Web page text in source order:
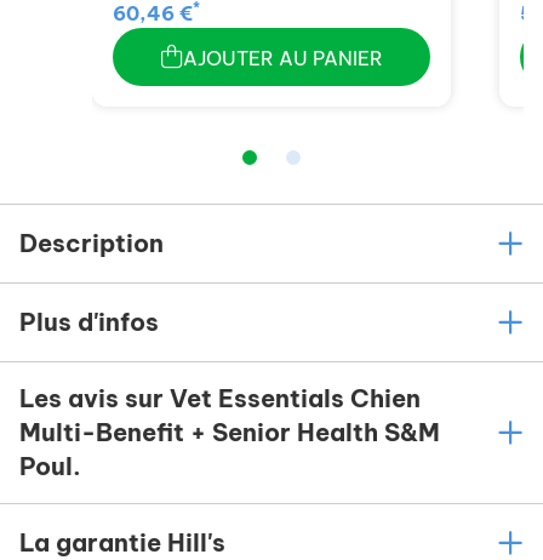
60,46 €*
AJOUTER AU PANIER
Description
Plus d'infos
Les avis sur Vet Essentials Chien
Multi-Benefit + Senior Health S&M
Poul.
La garantie Hill's